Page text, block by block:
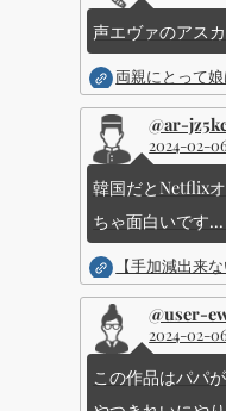
声エヴァのアス
両親にとって
@ar-
2024-02-
韓国だとNetflix
ちゃ面白いです
【手加減出来
@user-
2024-02-
この作品はパパ